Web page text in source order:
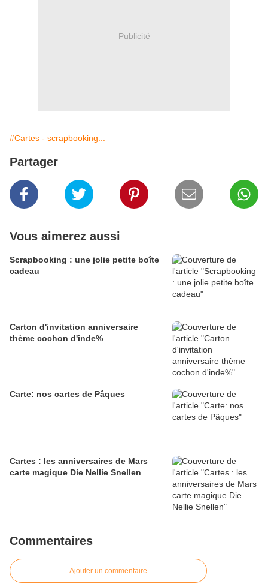
Publicité
#Cartes - scrapbooking...
Partager
Vous aimerez aussi
Scrapbooking : une jolie petite boîte
cadeau
Carton d'invitation anniversaire
thème cochon d'inde%
Carte: nos cartes de Pâques
Cartes : les anniversaires de Mars
carte magique Die Nellie Snellen
Commentaires
Ajouter un commentaire